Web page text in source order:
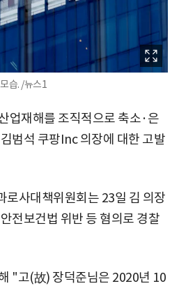
습. /뉴스1
업재해를 조직적으로 축소·은
범석 쿠팡Inc 의장에 대한 고발
로사대책위원회는 23일 김 의장
전보건법 위반 등 혐의로 경찰
"고(故) 장덕준님은 2020년 10